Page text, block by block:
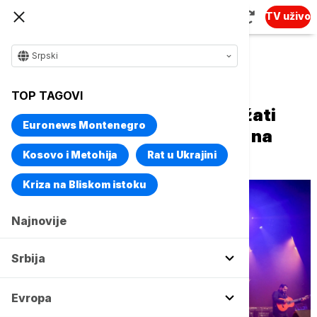
TV uživo
Srpski
TOP TAGOVI
Euronews Montenegro
Kosovo i Metohija Rat u Ukrajini
Kriza na Bliskom istoku
Najnovije
Srbija
Evropa
Grupa "Gipsy Kings" će održati
koncert 19. maja u Beogradu na
vodi